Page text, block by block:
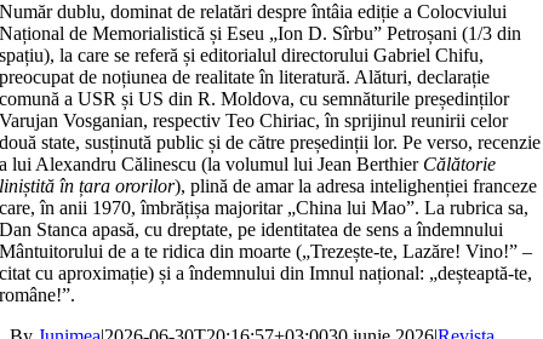
Număr dublu, dominat de relatări despre întâia ediție a Colocviului
Național de Memorialistică și Eseu „Ion D. Sîrbu” Petroșani (1/3 din
spațiu), la care se referă și editorialul directorului Gabriel Chifu,
preocupat de noțiunea de realitate în literatură. Alături, declarație
comună a USR și US din R. Moldova, cu semnăturile președinților
Varujan Vosganian, respectiv Teo Chiriac, în sprijinul reunirii celor
două state, susținută public și de către președinții lor. Pe verso, recenzie
a lui Alexandru Călinescu (la volumul lui Jean Berthier Călătorie
liniștită în țara ororilor), plină de amar la adresa intelighenției franceze
care, în anii 1970, îmbrățișa majoritar „China lui Mao”. La rubrica sa,
Dan Stanca apasă, cu dreptate, pe identitatea de sens a îndemnului
Mântuitorului de a te ridica din moarte („Trezește-te, Lazăre! Vino!” –
citat cu aproximație) și a îndemnului din Imnul național: „deșteaptă-te,
române!”.